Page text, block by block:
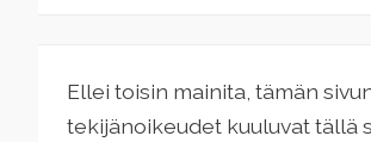
Ellei toisin mainita, tämän
tekijänoikeudet kuuluvat tällä